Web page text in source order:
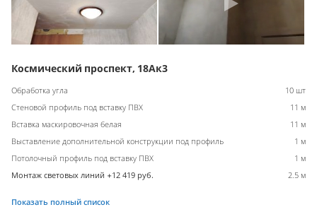
Космический проспект, 18Ак3
Обработка угла
10 шт
Стеновой профиль под вставку ПВХ
11 м
Вставка маскировочная белая
11 м
Выставление дополнительной конструкции под профиль
1 м
Потолочный профиль под вставку ПВХ
1 м
Монтаж световых линий +12 419 руб.
2.5 м
Показать полный список